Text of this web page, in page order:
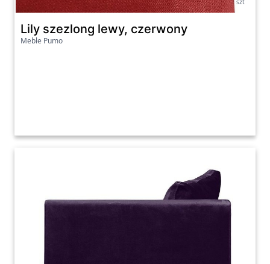
szt
Lily szezlong lewy, czerwony
Meble Pumo